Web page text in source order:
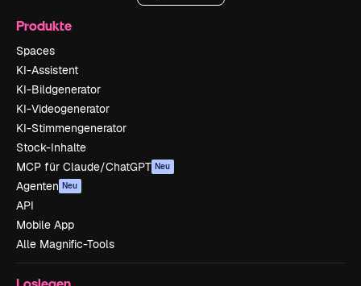
Produkte
Spaces
KI-Assistent
KI-Bildgenerator
KI-Videogenerator
KI-Stimmengenerator
Stock-Inhalte
MCP für Claude/ChatGPT Neu
Agenten Neu
API
Mobile App
Alle Magnific-Tools